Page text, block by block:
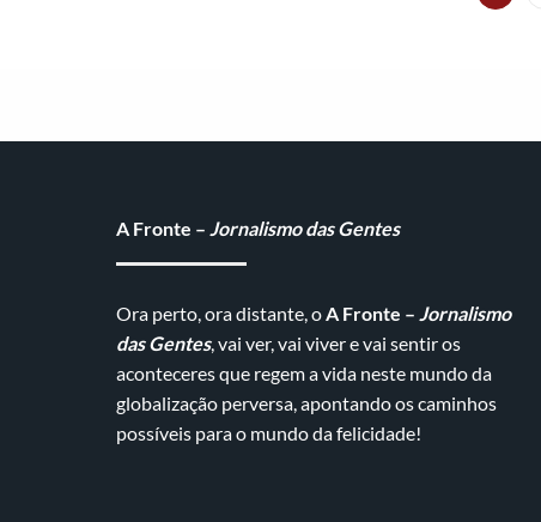
A Fronte –Jornalismo das Gentes
Ora perto, ora distante, oA Fronte –Jornalismo
das Gentes, vai ver, vai viver e vai sentir os
aconteceres que regem a vida neste mundo da
globalização perversa, apontando os caminhos
possíveis para o mundo da felicidade!